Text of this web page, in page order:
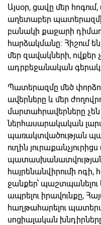
Այսօր, ցավը մեր
աղետաբեր
բանակի քաջարի
հարձակմանը։ Հիշում
մեր զավակների, ովքեր
ադրբեջանական
Պատերազմը մեծ
ավերները և մեր
մարտահրավերները չեն
ներհասարակական
պառակտվածության
ուղին
պատասխանատվության
հայրենանվիրումի
ջանքեր՝
ապրելու իրավունքը,
հաղթահարելու
սոցիալական